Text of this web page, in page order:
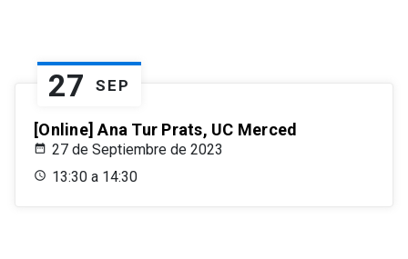
27 SEP
[Online] Ana Tur Prats, UC Merced
27 de Septiembre de 2023
13:30 a 14:30